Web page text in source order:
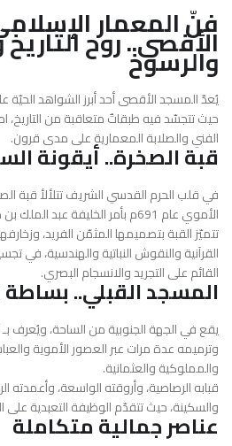
فنّ المعمار
الأقصى.. روحوالرسوخ
يُعدّ المسجد الأقصى أحد أبرز الشواهد الحيّة
حيث تتجسّد فيه طبقاتٌ متعاقبة من التاريخ،
الفني والصلابة المعمارية على مدى قرون.
قبة الصخرة.. أيقونة
في قلب الحرم القدسي الشريف تتلألأقبة
الأموي عام 691م بأمر الخليفة
عبد الملك بن
تتميّز القبة بتصميمها المثمّن الفريد،
القرآنية والنقوش النباتية والهندسية، في
القائم على التجريد والانسجام البصري.
المسجد القبلي.. بساطة
يقع في الجهة الجنوبية من الساحة، ويُعرف بـ
وترميمه عدة مرات عبر العصور الأموية
والمملوكية والعثمانية.
قبابه الرصاصية، وأروقته الواسعة،
والسكينة، حيث تتقدّم الوظيفة التعبدية على
عناصر جمالية متكاملة